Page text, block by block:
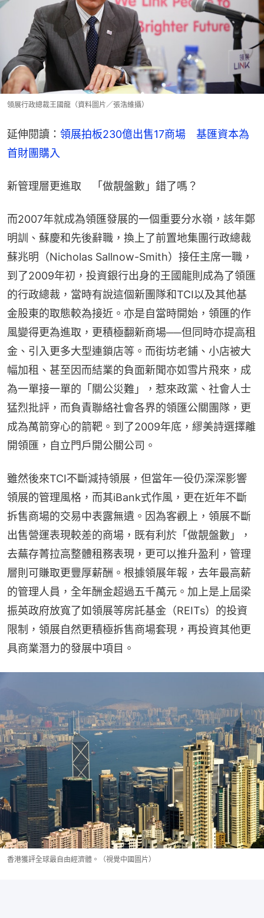
領展行政總裁王國龍（資料圖片／張浩維攝）
延伸閱讀： 領展拍板230億出售17商場　基匯資本為
首財團購入
新管理層更進取　「做靚盤數」錯了嗎？
而2007年就成為領匯發展的一個重要分水嶺，該年鄭
明訓、蘇慶和先後辭職，換上了前置地集團行政總裁
蘇兆明（Nicholas Sallnow-Smith）接任主席一職，
到了2009年初，投資銀行出身的王國龍則成為了領匯
的行政總裁，當時有說這個新團隊和TCI以及其他基
金股東的取態較為接近。亦是自當時開始，領匯的作
風變得更為進取，更積極翻新商場──但同時亦提高租
金、引入更多大型連鎖店等。而街坊老鋪、小店被大
幅加租、甚至因而結業的負面新聞亦如雪片飛來，成
為一單接一單的「關公災難」，惹來政黨、社會人士
猛烈批評，而負責聯絡社會各界的領匯公關團隊，更
成為萬箭穿心的箭靶。到了2009年底，繆美詩選擇離
開領匯，自立門戶開公關公司。
雖然後來TCI不斷減持領展，但當年一役仍深深影響
領展的管理風格，而其iBank式作風，更在近年不斷
拆售商場的交易中表露無遺。因為客觀上，領展不斷
出售營運表現較差的商場，既有利於「做靚盤數」，
去蕪存菁拉高整體租務表現，更可以推升盈利，管理
層則可賺取更豐厚薪酬。根據領展年報，去年最高薪
的管理人員，全年酬金超過五千萬元。加上是上屆梁
振英政府放寬了如領展等房託基金（REITs）的投資
限制，領展自然更積極拆售商場套現，再投資其他更
具商業潛力的發展中項目。
香港獲評全球最自由經濟體。（視覺中國圖片）